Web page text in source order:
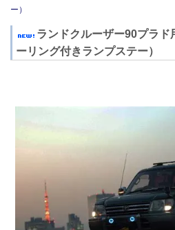
ー）
ランドクルーザー90プラ
ーリング付きランプステー）